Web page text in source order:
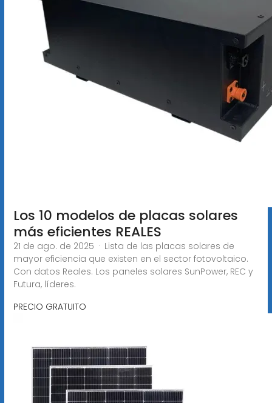
Los 10 modelos de placas solares
más eficientes REALES
21 de ago. de 2025 · Lista de las placas solares de
mayor eficiencia que existen en el sector fotovoltaico.
Con datos Reales. Los paneles solares SunPower, REC y
Futura, líderes.
PRECIO GRATUITO